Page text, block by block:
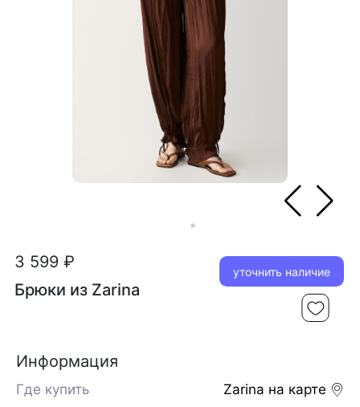
3 599 ₽
Брюки из Zarina
уточнить наличие
Информация
Zarina на карте
Где купить